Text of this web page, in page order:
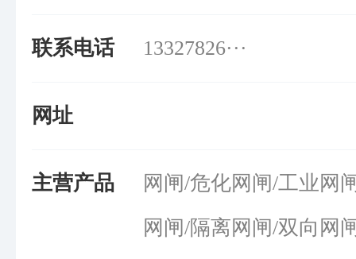
联系电话 13327826···
网址
主营产品
网闸/危化网闸/工业网
网闸/隔离网闸/双向网